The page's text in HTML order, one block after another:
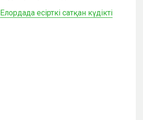
Елордада есірткі сатқан күдікті